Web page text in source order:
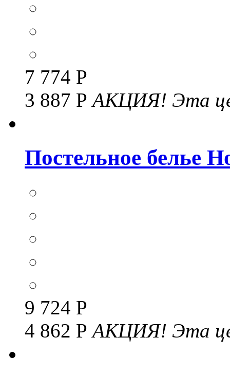
7 774 Р
3 887 РАКЦИЯ! Эта
Постельное белье
9 724 Р
4 862 РАКЦИЯ! Эта